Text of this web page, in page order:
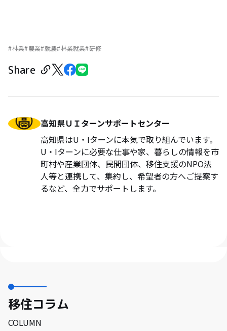
林業 農業 就農 林業就業 研修
Share
高知県ＵＩターンサポートセンター
高知県はU・Iターンに本気で取り組んでいます。
U・Iターンに必要な仕事や家、暮らしの情報を市
町村や産業団体、民間団体、移住支援のNPO法
人等と連携して、集約し、希望者の方へご提案す
るなど、全力でサポートします。
移住コラム
COLUMN